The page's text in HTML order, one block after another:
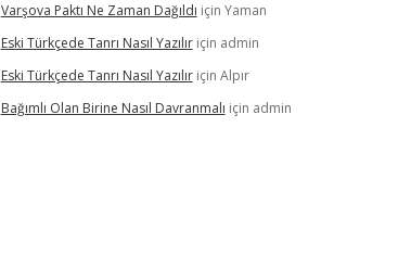
Varşova Paktı Ne Zaman Dağıldı için Yaman
Eski Türkçede Tanrı Nasıl Yazılıriçin admin
Eski Türkçede Tanrı Nasıl Yazılıriçin Alpır
Bağımlı Olan Birine Nasıl Davranmalı için admin